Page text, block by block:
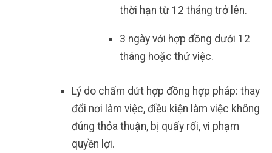
thời hạn từ 12 tháng trở lên.
3 ngày với hợp đồng dưới 12
tháng hoặc thử việc.
Lý do chấm dứt hợp đồng hợp pháp: thay
đổi nơi làm việc, điều kiện làm việc không
đúng thỏa thuận, bị quấy rối, vi phạm
quyền lợi.